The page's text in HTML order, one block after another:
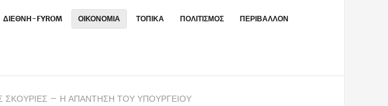
ΔΙΕΘΝΗ-FYROM ΟΙΚΟΝΟΜΙΑ ΤΟΠΙΚΑ ΠΟΛΙΤΙΣΜΟΣ ΠΕΡΙΒΑΛΛΟΝ
ΣΚΟΥΡΙΈΣ – Η ΑΠΆΝΤΗΣΗ ΤΟΥ ΥΠΟΥΡΓΕΊΟΥ